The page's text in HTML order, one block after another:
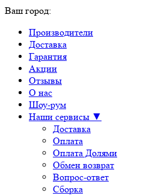
Ваш город:
Производители
Доставка
Гарантия
Акции
Отзывы
О нас
Шоу-рум
Наши сервисы ▼
Доставка
Оплата
Оплата Долями
Обмен возврат
Вопрос-ответ
Сборка